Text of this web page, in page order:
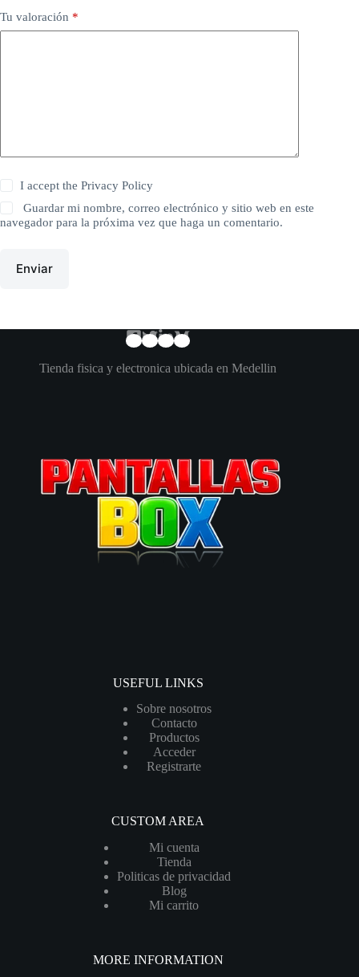
Tu valoración *
I accept thePrivacy Policy
Guardar mi nombre, correo electrónico y sitio web en este
navegador para la próxima vez que haga un comentario.
Enviar
Tienda fisica y electronica ubicada en Medellin
USEFUL LINKS
Sobre nosotros
Contacto
Productos
Acceder
Registrarte
CUSTOM AREA
Mi cuenta
Tienda
Politicas de privacidad
Blog
Mi carrito
MORE INFORMATION